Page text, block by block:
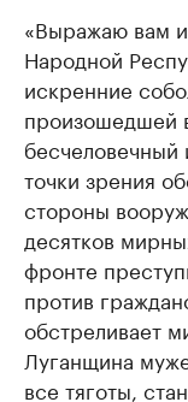
«Выражаю вам
Народной
искренние
произошедшей
точки зрения
стороны
десятков
фронте
против
обстреливает
Луганщина
все тяготы,